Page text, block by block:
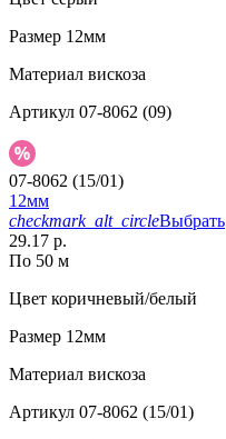
Размер 12мм
Материал вискоза
Артикул 07-8062 (09)
07-8062 (15/01)
12мм
checkmark_alt_circleВыбрать
29.17 р.
По 50 м
Цвет коричневый/белый
Размер 12мм
Материал вискоза
Артикул 07-8062 (15/01)